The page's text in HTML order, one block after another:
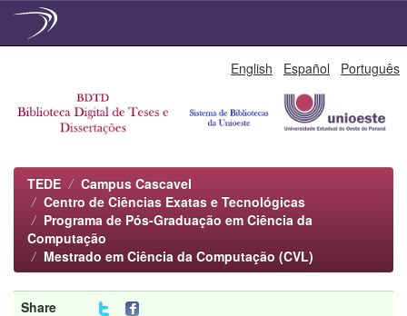
English Español Português
TEDE
Campus Cascavel
Centro de Ciências Exatas e Tecnológicas
Programa de Pós-Graduação em Ciência da
Computação
Mestrado em Ciência da Computação (CVL)
Share